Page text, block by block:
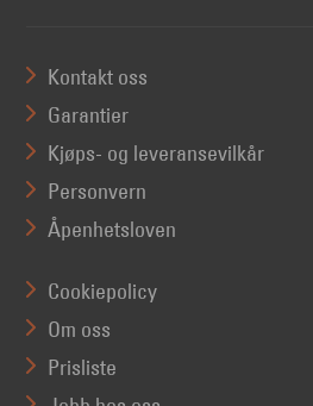
Kontakt oss
Garantier
Kjøps- og leveransevilkår
Personvern
Åpenhetsloven
Cookiepolicy
Om oss
Prisliste